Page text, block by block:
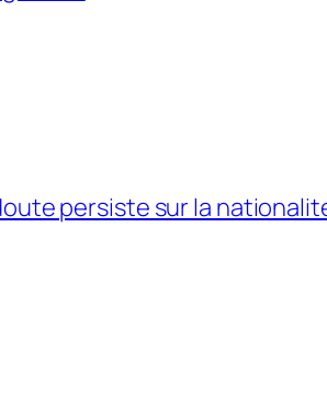
persiste sur la